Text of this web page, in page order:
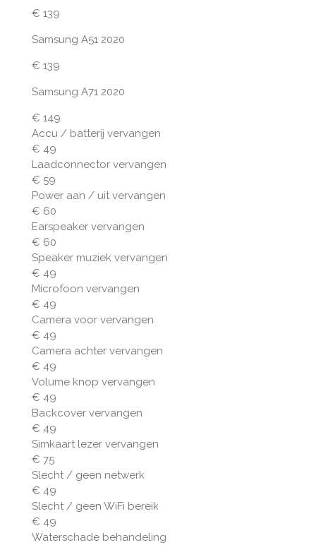
€ 139
Samsung A51 2020
€ 139
Samsung A71 2020
€ 149
Accu / batterij vervangen
€ 49
Laadconnector vervangen
€ 59
Power aan / uit vervangen
€ 60
Earspeaker vervangen
€ 60
Speaker muziek vervangen
€ 49
Microfoon vervangen
€ 49
Camera voor vervangen
€ 49
Camera achter vervangen
€ 49
Volume knop vervangen
€ 49
Backcover vervangen
€ 49
Simkaart lezer vervangen
€ 75
Slecht / geen netwerk
€ 49
Slecht / geen WiFi bereik
€ 49
Waterschade behandeling